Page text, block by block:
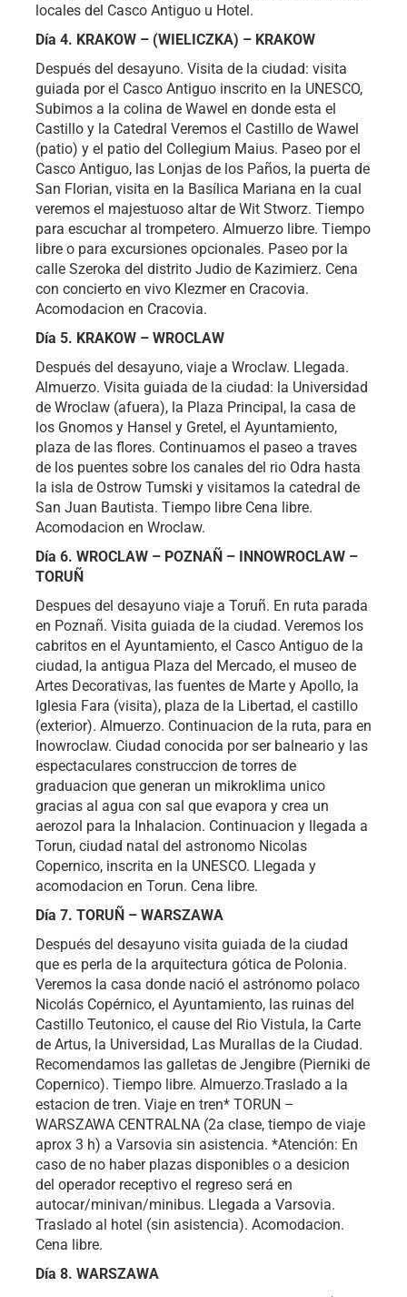
locales del Casco Antiguo u Hotel.
Día 4. KRAKOW – (WIELICZKA) – KRAKOW
Después del desayuno. Visita de la ciudad: visita
guiada por el Casco Antiguo inscrito en la UNESCO,
Subimos a la colina de Wawel en donde esta el
Castillo y la Catedral Veremos el Castillo de Wawel
(patio) y el patio del Collegium Maius. Paseo por el
Casco Antiguo, las Lonjas de los Paños, la puerta de
San Florian, visita en la Basílica Mariana en la cual
veremos el majestuoso altar de Wit Stworz. Tiempo
para escuchar al trompetero. Almuerzo libre. Tiempo
libre o para excursiones opcionales. Paseo por la
calle Szeroka del distrito Judio de Kazimierz. Cena
con concierto en vivo Klezmer en Cracovia.
Acomodacion en Cracovia.
Día 5. KRAKOW – WROCLAW
Después del desayuno, viaje a Wroclaw. Llegada.
Almuerzo. Visita guiada de la ciudad: la Universidad
de Wroclaw (afuera), la Plaza Principal, la casa de
los Gnomos y Hansel y Gretel, el Ayuntamiento,
plaza de las flores. Continuamos el paseo a traves
de los puentes sobre los canales del rio Odra hasta
la isla de Ostrow Tumski y visitamos la catedral de
San Juan Bautista. Tiempo libre Cena libre.
Acomodacion en Wroclaw.
Día 6. WROCLAW – POZNAÑ – INNOWROCLAW –
TORUÑ
Despues del desayuno viaje a Toruñ. En ruta parada
en Poznañ. Visita guiada de la ciudad. Veremos los
cabritos en el Ayuntamiento, el Casco Antiguo de la
ciudad, la antigua Plaza del Mercado, el museo de
Artes Decorativas, las fuentes de Marte y Apollo, la
Iglesia Fara (visita), plaza de la Libertad, el castillo
(exterior). Almuerzo. Continuacion de la ruta, para en
Inowroclaw. Ciudad conocida por ser balneario y las
espectaculares construccion de torres de
graduacion que generan un mikroklima unico
gracias al agua con sal que evapora y crea un
aerozol para la Inhalacion. Continuacion y llegada a
Torun, ciudad natal del astronomo Nicolas
Copernico, inscrita en la UNESCO. Llegada y
acomodacion en Torun. Cena libre.
Día 7. TORUÑ – WARSZAWA
Después del desayuno visita guiada de la ciudad
que es perla de la arquitectura gótica de Polonia.
Veremos la casa donde nació el astrónomo polaco
Nicolás Copérnico, el Ayuntamiento, las ruinas del
Castillo Teutonico, el cause del Rio Vistula, la Carte
de Artus, la Universidad, Las Murallas de la Ciudad.
Recomendamos las galletas de Jengibre (Pierniki de
Copernico). Tiempo libre. Almuerzo.Traslado a la
estacion de tren. Viaje en tren* TORUN –
WARSZAWA CENTRALNA (2a clase, tiempo de viaje
aprox 3 h) a Varsovia sin asistencia. *Atención: En
caso de no haber plazas disponibles o a desicion
del operador receptivo el regreso será en
autocar/minivan/minibus. Llegada a Varsovia.
Traslado al hotel (sin asistencia). Acomodacion.
Cena libre.
Día 8. WARSZAWA